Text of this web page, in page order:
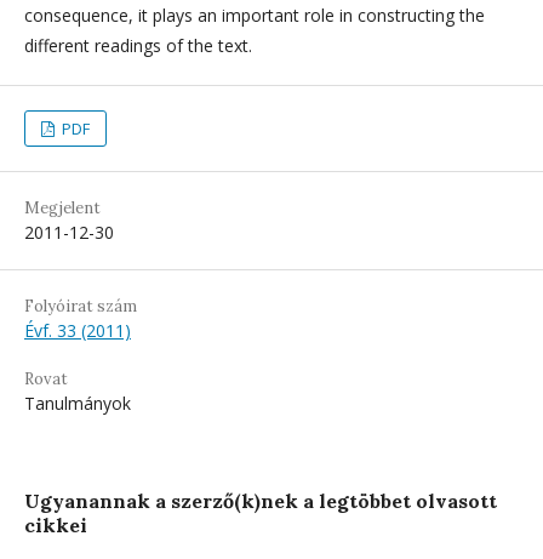
consequence, it plays an important role in constructing the
different readings of the text.
PDF
Megjelent
2011-12-30
Folyóirat szám
Évf. 33 (2011)
Rovat
Tanulmányok
Ugyanannak a szerző(k)nek a legtöbbet olvasott
cikkei